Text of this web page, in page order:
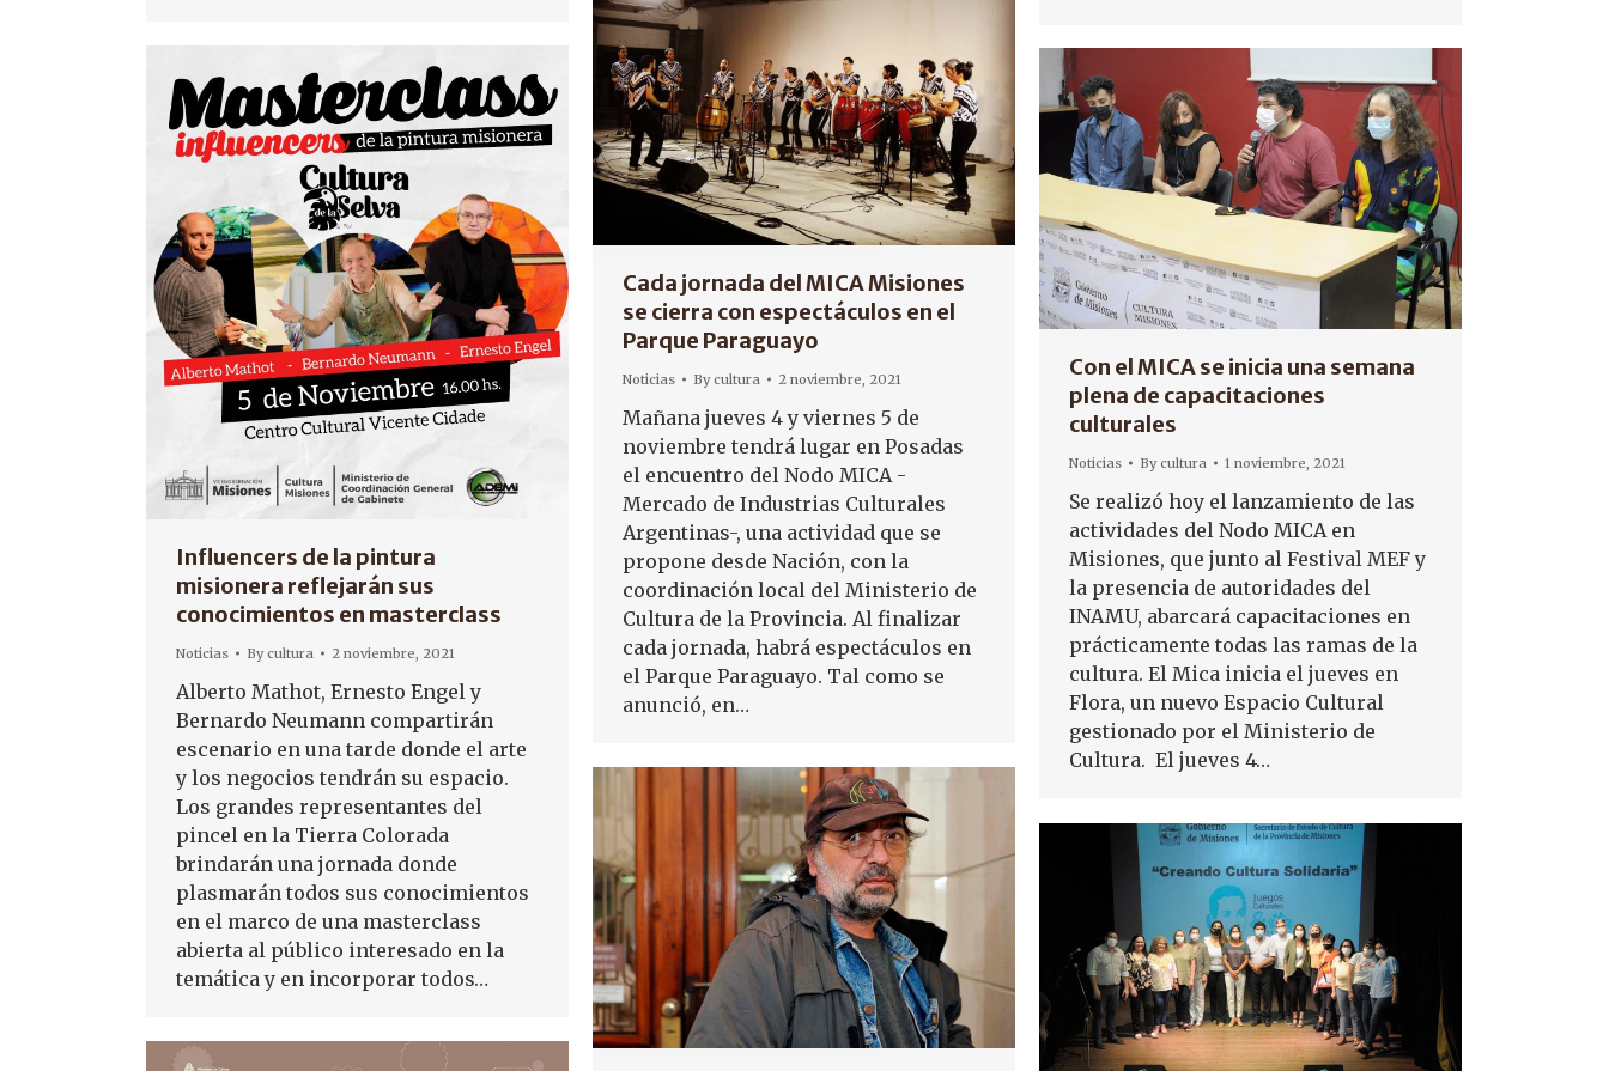
Cada jornada del MICA Misiones
se cierra con espectáculos en el
Parque Paraguayo
Noticias Bycultura 2 noviembre, 2021
Mañana jueves 4 y viernes 5 de
noviembre tendrá lugar en Posadas
el encuentro del Nodo MICA -
Mercado de Industrias Culturales
Argentinas-, una actividad que se
propone desde Nación, con la
coordinación local del Ministerio de
Cultura de la Provincia. Al finalizar
cada jornada, habrá espectáculos en
el Parque Paraguayo. Tal como se
anunció, en…
Influencers de la pintura
misionera reflejarán sus
conocimientos en masterclass
Noticias Bycultura 2 noviembre, 2021
Alberto Mathot, Ernesto Engel y
Bernardo Neumann compartirán
escenario en una tarde donde el arte
y los negocios tendrán su espacio.
Los grandes representantes del
pincel en la Tierra Colorada
brindarán una jornada donde
plasmarán todos sus conocimientos
en el marco de una masterclass
abierta al público interesado en la
temática y en incorporar todos…
Con el MICA se inicia una semana
plena de capacitaciones
culturales
Noticias Bycultura 1 noviembre, 2021
Se realizó hoy el lanzamiento de las
actividades del Nodo MICA en
Misiones, que junto al Festival MEF y
la presencia de autoridades del
INAMU, abarcará capacitaciones en
prácticamente todas las ramas de la
cultura. El Mica inicia el jueves en
Flora, un nuevo Espacio Cultural
gestionado por el Ministerio de
Cultura. El jueves 4…